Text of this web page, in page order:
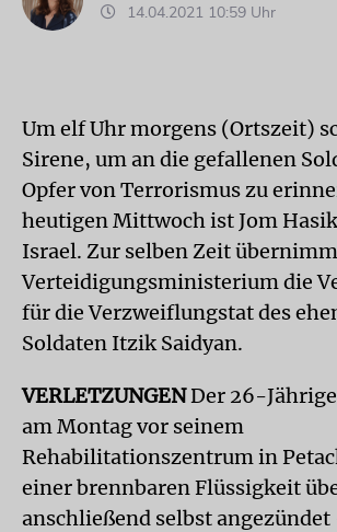
14.04.2021 10:59 Uhr
Um elf Uhr morgens (Ortszeit)
Sirene, um an die gefallenen
Opfer von Terrorismus zu
heutigen Mittwoch ist Jom
Israel. Zur selben Zeit
Verteidigungsministerium die
für die Verzweiflungstat des
Soldaten Itzik Saidyan.
VERLETZUNGENDer 26-
am Montag vor seinem
Rehabilitationszentrum in
einer brennbaren Flüssigkeit
anschließend selbst